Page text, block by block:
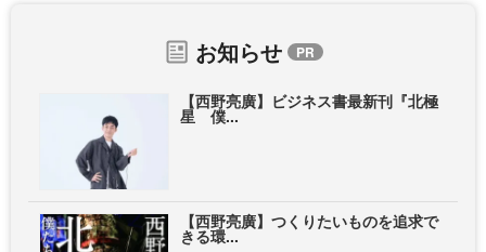
お知らせ
【西野亮廣】ビジネス書最新刊『北極
星 僕...
【西野亮廣】つくりたいものを追求で
きる環...